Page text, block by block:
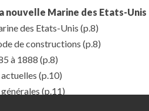
nouvelle Marine des Etats-Unis
des Etats-Unis (p.8)
de constructions (p.8)
à 1888 (p.8)
(p.10)
(p.11)